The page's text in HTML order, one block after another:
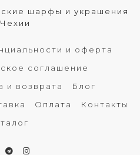
шарфы и украшения
и оферта
соглашение
и возврата
Блог
Оплата
Контакты